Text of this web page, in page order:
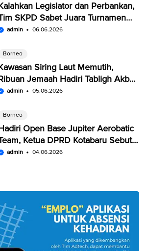
Legislator dan Perbankan,
SKPD Sabet Juara Turnamen
Kotabaru
admin 06.06.2026
Borneo
Siring Laut Memutih,
Jemaah Hadiri Tabligh Akbar
Kabupaten Kotabaru
admin 05.06.2026
Borneo
Open Base Jupiter Aerobatic
Ketua DPRD Kotabaru Sebut
JAT Luar Biasa
admin 04.06.2026